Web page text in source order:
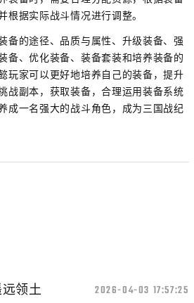
根据实际战斗情况进行调整。
备的途径、品质与属性、升级装备、强
备、优化装备、装备套装和培养装备的
玩家可以更好地培养自己的装备，提升
战副本，获取装备，合理运用装备系统
成一名强大的战斗角色，成为三国战纪
领土 2026-04-03 17:57:25